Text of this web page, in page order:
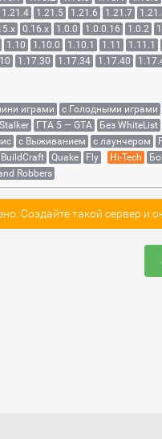
1.21.4 1.21.5 1.21.6 1.21.7
0.16.x 1.0.0 1.0.0.16 1.0.2
1.10 1.10.0 1.10.1 1.11 1.11.1
1.17.30 1.17.34 1.17.40
играми с Голодными играми
ГТА 5 — GTA Без WhiteList
с Выживанием с лаунчером
BuildCraft Quake Fly Hi-Tech
Robbers
Создайте такой сервер и